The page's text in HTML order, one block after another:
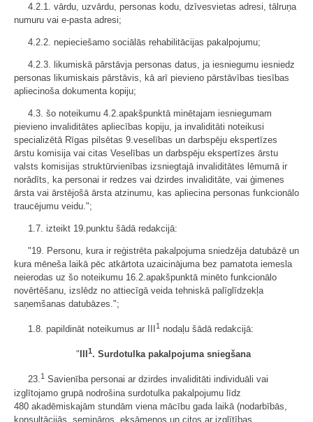
4.2.1. vārdu, uzvārdu, personas kodu, dzīvesvietas adresi, tālruņa
numuru vai e-pasta adresi;
4.2.2. nepieciešamo sociālās rehabilitācijas pakalpojumu;
4.2.3. likumiskā pārstāvja personas datus, ja iesniegumu iesniedz
personas likumiskais pārstāvis, kā arī pievieno pārstāvības tiesības
apliecinoša dokumenta kopiju;
4.3. šo noteikumu 4.2.apakšpunktā minētajam iesniegumam
pievieno invaliditātes apliecības kopiju, ja invaliditāti noteikusi
specializētā Rīgas pilsētas 9.veselības un darbspēju ekspertīzes
ārstu komisija vai citas Veselības un darbspēju ekspertīzes ārstu
valsts komisijas struktūrvienības izsniegtajā invaliditātes lēmumā ir
norādīts, ka personai ir redzes vai dzirdes invaliditāte, vai ģimenes
ārsta vai ārstējošā ārsta atzinumu, kas apliecina personas funkcionālo
traucējumu veidu.";
1.7. izteikt 19.punktu šādā redakcijā:
"19. Personu, kura ir reģistrēta pakalpojuma sniedzēja datubāzē un
kura mēneša laikā pēc atkārtota uzaicinājuma bez pamatota iemesla
neierodas uz šo noteikumu 16.2.apakšpunktā minēto funkcionālo
novērtēšanu, izslēdz no attiecīgā veida tehniskā palīglīdzekļa
saņemšanas datubāzes.";
1.8. papildināt noteikumus ar III 1 nodaļu šādā redakcijā:
" 1. Surdotulka pakalpojuma sniegšana
23.1 Savienība personai ar dzirdes invaliditāti individuāli vai
izglītojamo grupā nodrošina surdotulka pakalpojumu līdz
480 akadēmiskajām stundām viena mācību gada laikā (nodarbībās,
konsultācijās, semināros, eksāmenos un citos ar izglītības